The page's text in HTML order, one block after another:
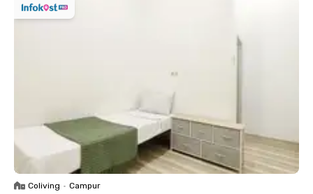
Coliving • Campur